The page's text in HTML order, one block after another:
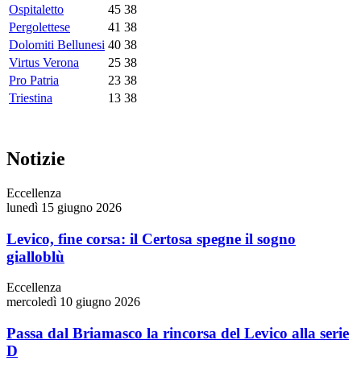
Ospitaletto
45 38
Pergolettese
41 38
Dolomiti Bellunesi 40 38
Virtus Verona
25 38
Pro Patria
23 38
Triestina
13 38
Notizie
Eccellenza
lunedì 15 giugno 2026
Levico, fine corsa: il Certosa spegne il sogno
gialloblù
Eccellenza
mercoledì 10 giugno 2026
Passa dal Briamasco la rincorsa del Levico alla serie
D